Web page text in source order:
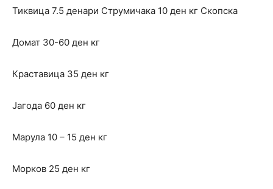
Тиквица 7.5 денари Струмичака 10 ден кг Скопска
Домат 30-60 ден кг
Краставица 35 ден кг
Јагода 60 ден кг
Марула 10 – 15 ден кг
Морков 25 ден кг